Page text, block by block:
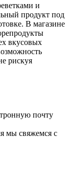
и
продукт под
В магазине
вкусовых
рискуя
почту
мы свяжемся с